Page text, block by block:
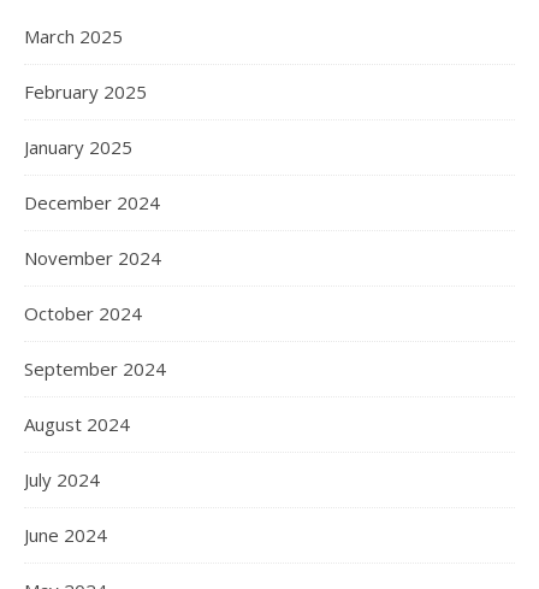
March 2025
February 2025
January 2025
December 2024
November 2024
October 2024
September 2024
August 2024
July 2024
June 2024